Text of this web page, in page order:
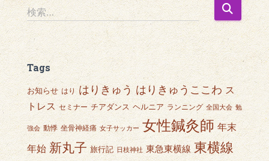
検
索
検索…
Tags
お知らせ はり はりきゅう はりきゅうここわ ス
トレス セミナー チアダンス ヘルニア ランニング 全国大会 勉
強会 動悸 坐骨神経痛 女子サッカー 女性鍼灸師 年末
年始 新丸子 旅行記 日枝神社 東急東横線 東横線